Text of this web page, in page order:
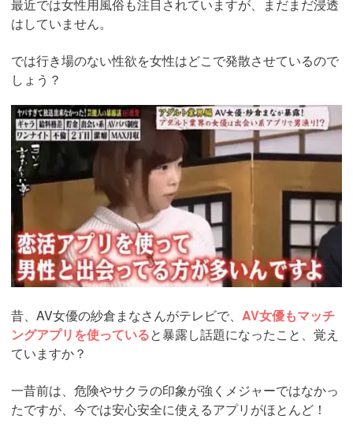
最近では女性用風俗も注目されていますが、まだまだ浸透
はしていません。
では行き場のない性欲を女性はどこで発散させているので
しょう？
https://pcmax.jp/lp/?
ad_id=rm307152
昔、AV女優の紗倉まなさんがテレビで、 AV女優もマッチ
ングアプリを使っていると暴露し話題になったこと、覚え
ていますか？
一昔前は、危険やサクラの印象が強くメジャーではなかっ
たですが、今では安心安全に使えるアプリがほとんど！